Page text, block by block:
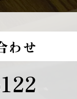
わせ